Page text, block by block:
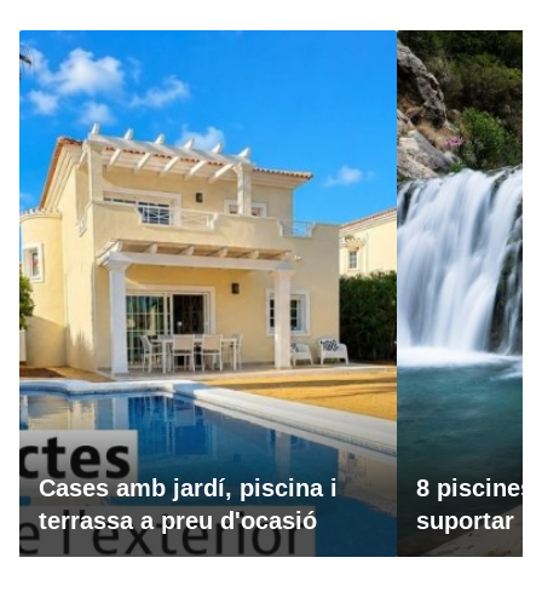
Cases amb jardí, piscina i
terrassa a preu d'ocasió
8 piscines
suportar